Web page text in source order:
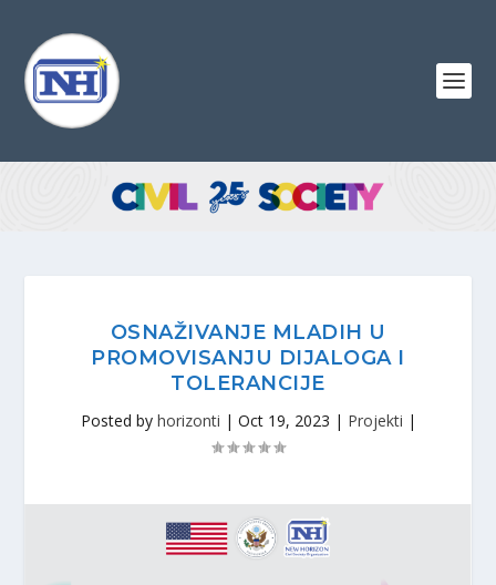
OSNAŽIVANJE MLADIH U
PROMOVISANJU DIJALOGA I
TOLERANCIJE
Posted by horizonti | Oct 19, 2023 | Projekti |